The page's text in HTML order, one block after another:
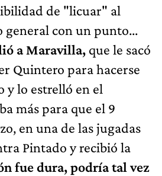
de "licuar" al
general con un punto...
a Maravilla, que le sacó
Quintero para hacerse
y lo estrelló en el
más para que el 9
en una de las jugadas
Pintado y recibió la
fue dura, podría tal vez